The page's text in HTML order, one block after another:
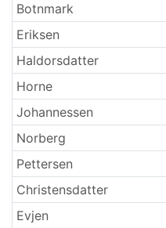
Botnmark
Eriksen
Haldorsdatter
Horne
Johannessen
Norberg
Pettersen
Christensdatter
Evjen